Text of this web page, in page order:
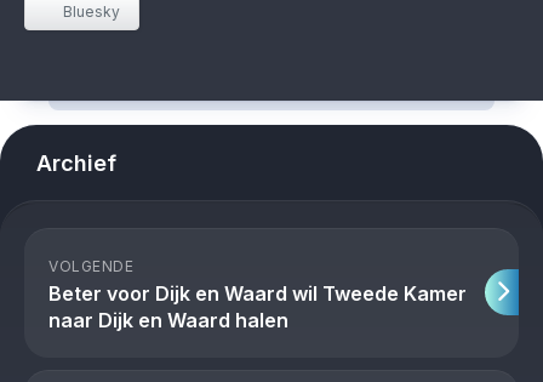
Bluesky
Archief
VOLGENDE
Beter voor Dijk en Waard wil Tweede Kamer
naar Dijk en Waard halen